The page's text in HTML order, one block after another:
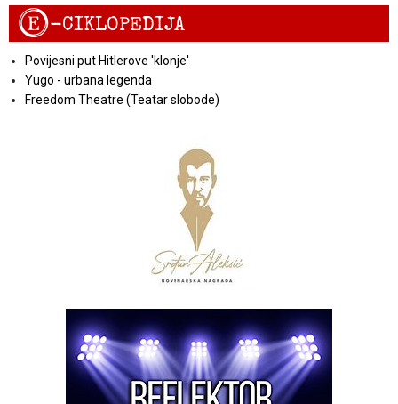
E-CIKLOPEDIJA
Povijesni put Hitlerove 'klonje'
Yugo - urbana legenda
Freedom Theatre (Teatar slobode)